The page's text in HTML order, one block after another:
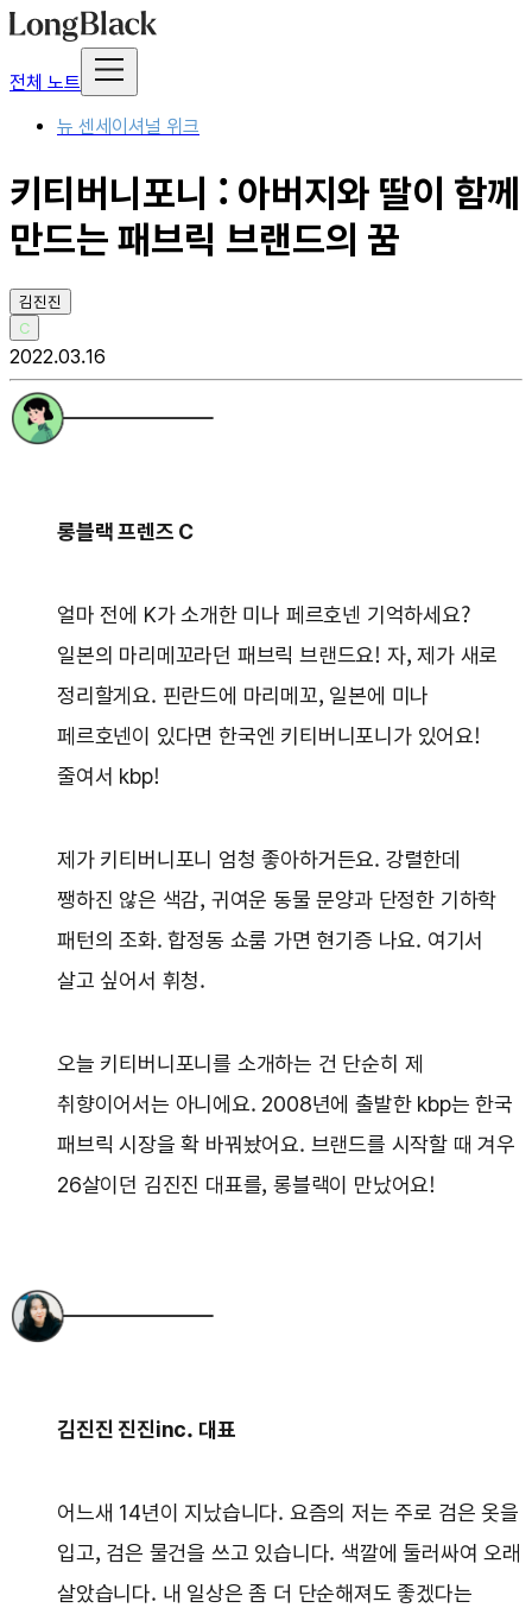
전체 노트
뉴 센세이셔널 위크
키티버니포니 : 아버지와 딸이 함께
만드는 패브릭 브랜드의 꿈
김진진
C
2022.03.16
롱블랙 프렌즈 C
얼마 전에 K가 소개한 미나 페르호넨 기억하세요?
일본의 마리메꼬라던 패브릭 브랜드요! 자, 제가 새로
정리할게요. 핀란드에 마리메꼬, 일본에 미나
페르호넨이 있다면 한국엔 키티버니포니가 있어요!
줄여서 kbp!
제가 키티버니포니 엄청 좋아하거든요. 강렬한데
쨍하진 않은 색감, 귀여운 동물 문양과 단정한 기하학
패턴의 조화. 합정동 쇼룸 가면 현기증 나요. 여기서
살고 싶어서 휘청.
오늘 키티버니포니를 소개하는 건 단순히 제
취향이어서는 아니에요. 2008년에 출발한 kbp는 한국
패브릭 시장을 확 바꿔놨어요. 브랜드를 시작할 때 겨우
26살이던 김진진 대표를, 롱블랙이 만났어요!
김진진 진진inc. 대표
어느새 14년이 지났습니다. 요즘의 저는 주로 검은 옷을
입고, 검은 물건을 쓰고 있습니다. 색깔에 둘러싸여 오래
살았습니다. 내 일상은 좀 더 단순해져도 좋겠다는